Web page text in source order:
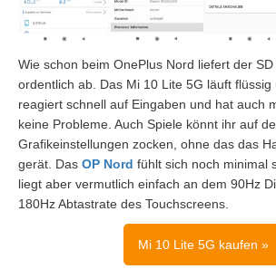
Wie schon beim OnePlus Nord liefert der
ordentlich ab. Das Mi 10 Lite 5G läuft flüssig
reagiert schnell auf Eingaben und hat auch
keine Probleme. Auch Spiele könnt ihr auf
Grafikeinstellungen zocken, ohne das das
gerät. Das OP Nord fühlt sich noch minimal
liegt aber vermutlich einfach an dem 90Hz
180Hz Abtastrate des Touchscreens.
Mi 10 Lite 5G kaufen »